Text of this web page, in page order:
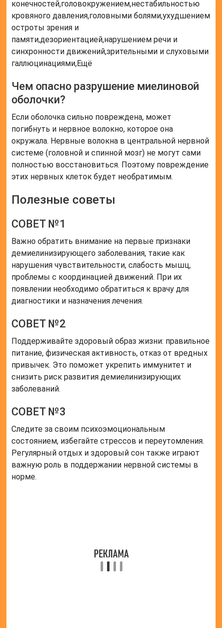
конечностей,головокружением,нестабильностью
кровяного давления,головными болями,ухудшением
остроты зрения и
памяти,дезориентацией,нарушением речи и
синхронности движений,зрительными и слуховыми
галлюцинациями,Ещё
Чем опасно разрушение миелиновой
оболочки?
Если оболочка сильно повреждена, может
погибнуть и нервное волокно, которое она
окружала. Нервные волокна в центральной нервной
системе (головной и спинной мозг) не могут сами
полностью восстановиться. Поэтому повреждение
этих нервных клеток будет необратимым.
Полезные советы
СОВЕТ №1
Важно обратить внимание на первые признаки
демиелинизирующего заболевания, такие как
нарушения чувствительности, слабость мышц,
проблемы с координацией движений. При их
появлении необходимо обратиться к врачу для
диагностики и назначения лечения.
СОВЕТ №2
Поддерживайте здоровый образ жизни: правильное
питание, физическая активность, отказ от вредных
привычек. Это поможет укрепить иммунитет и
снизить риск развития демиелинизирующих
заболеваний.
СОВЕТ №3
Следите за своим психоэмоциональным
состоянием, избегайте стрессов и переутомления.
Регулярный отдых и здоровый сон также играют
важную роль в поддержании нервной системы в
норме.